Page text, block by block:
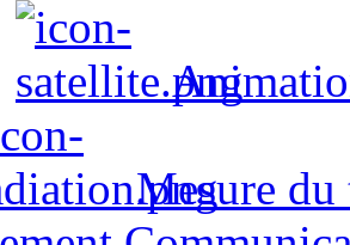
Mesure du